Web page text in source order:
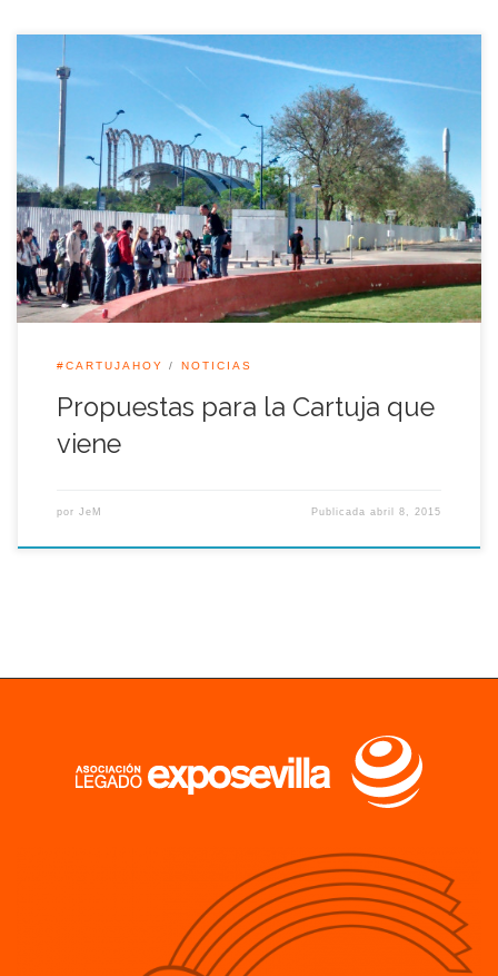
>> ENLACE AL DOSSIER La Cartuja es una zona empresarial
de primer orden, clave en la ciudad y a nivel regional, siendo
un polo para la investigación y el emprendimiento. No
obstante, en la Cartuja también encontramos hoy un
impresionante legado arquitectónico, ciertas zonas
degradadas y la base para un […]
#CARTUJAHOY NOTICIAS
Propuestas para la Cartuja que
viene
por JeM Publicadaabril 8, 2015